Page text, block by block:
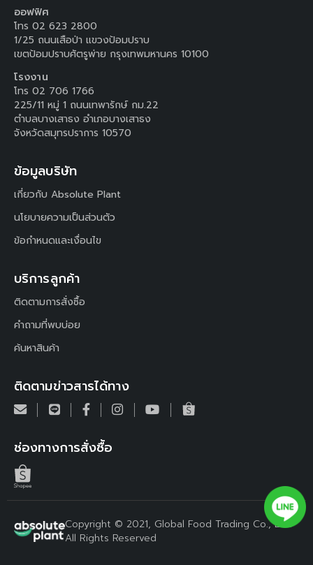
ออฟฟิศ
โทร 02 623 2800
1/25 ถนนเสือป่า แขวงป้อมปราบ
เขตป้อมปราบศัตรูพ่าย กรุงเทพมหานคร 10100
โรงงาน
โทร 02 706 1766
225/11 หมู่ 1 ถนนเทพารักษ์ กม.22
ตำบลบางเสาธง อำเภอบางเสาธง
จังหวัดสมุทรปราการ 10570
ข้อมูลบริษัท
เกี่ยวกับ Absolute Plant
นโยบายความเป็นส่วนตัว
ข้อกำหนดและเงื่อนไข
บริการลูกค้า
ติดตามการสั่งซื้อ
คำถามที่พบบ่อย
ค้นหาสินค้า
ติดตามข่าวสารได้ทาง
ช่องทางการสั่งซื้อ
Copyright © 2021, Global Food Trading Co., Ltd.
All Rights Reserved